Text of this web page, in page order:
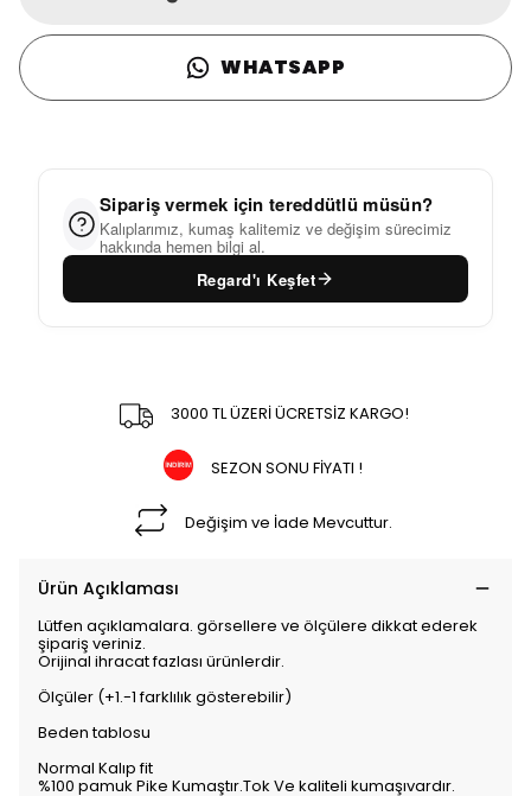
WHATSAPP
Sipariş vermek için tereddütlü müsün?
Kalıplarımız, kumaş kalitemiz ve değişim sürecimiz
hakkında hemen bilgi al.
Regard'ı Keşfet
3000 TL ÜZERİ ÜCRETSİZ KARGO!
SEZON SONU FİYATI !
Değişim ve İade Mevcuttur.
Ürün Açıklaması
Lütfen açıklamalara. görsellere ve ölçülere dikkat ederek
şipariş veriniz.
Orijinal ihracat fazlası ürünlerdir.
Ölçüler (+1.-1 farklılık gösterebilir)
Beden tablosu
Normal Kalıp fit
%100 pamuk Pike Kumaştır.Tok Ve kaliteli kumaşıvardır.